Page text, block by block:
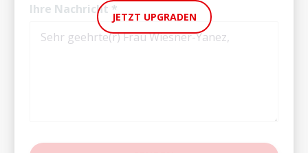
JETZT UPGRADEN
Ihre Nachricht *